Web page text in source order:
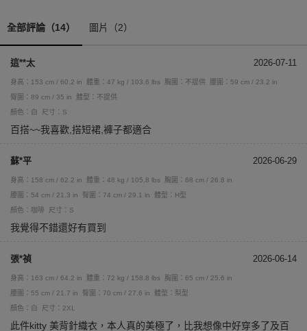
全部評論（14） 圖片（2）
這**太 2026-07-11
身高：153 cm / 60.2 in 體重：47 kg / 103.6 lbs 胸圍：不提供
腰圍：59 cm / 23.2 in
臀圍：89 cm / 35 in
體型：不提供
顏色：白
尺寸：S
百搭~~我喜歡,搭短裙,褲子都適合
蘇*平 2026-06-29
身高：158 cm / 62.2 in 體重：48 kg / 105.8 lbs
胸圍：68 cm / 26.8 in
腰圍：54 cm / 21.3 in
臀圍：74 cm / 29.1 in
體型：H型
顏色：咖啡
尺寸：S
我覺得不錯還好有買到
張*禎 2026-06-14
身高：163 cm / 64.2 in 體重：72 kg / 158.8 lbs
胸圍：65 cm / 25.6 in
腰圍：55 cm / 21.7 in
臀圍：70 cm / 27.6 in
體型：梨型
顏色：白
尺寸：2XL
此件kitty 美背針織衣，本人真的美極了，比我想像中好穿多了及百